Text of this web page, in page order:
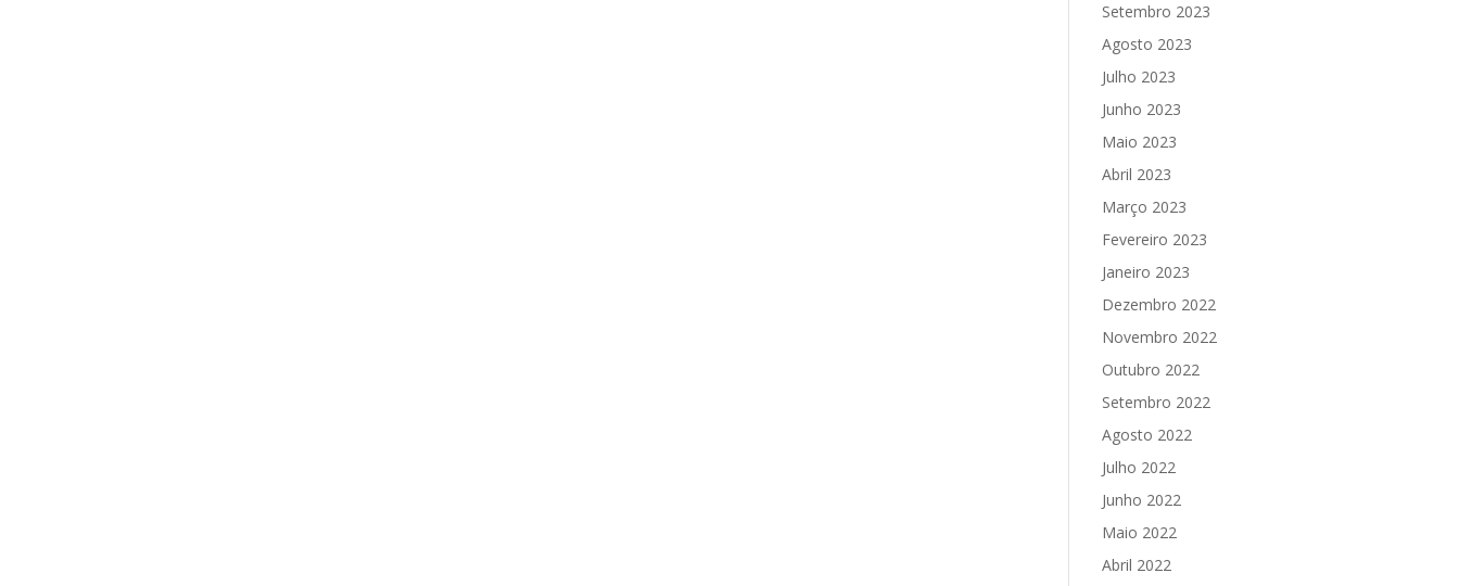
Setembro 2023
Agosto 2023
Julho 2023
Junho 2023
Maio 2023
Abril 2023
Março 2023
Fevereiro 2023
Janeiro 2023
Dezembro 2022
Novembro 2022
Outubro 2022
Setembro 2022
Agosto 2022
Julho 2022
Junho 2022
Maio 2022
Abril 2022